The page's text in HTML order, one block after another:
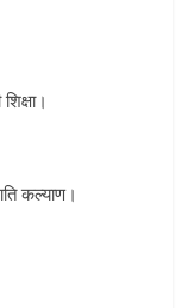
कल्याण।